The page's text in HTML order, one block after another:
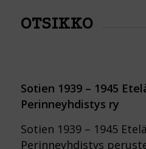
OTSIKKO
Sotien 1939 – 1945
Perinneyhdistys ry
Sotien 1939 – 1945
Perinneyhdistys